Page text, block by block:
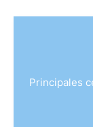
Principales